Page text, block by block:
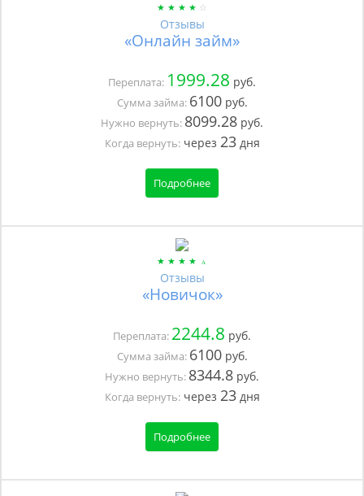
Отзывы
«Онлайн займ»
Переплата: 1999.28 руб.
Сумма займа: 6100руб.
Нужно вернуть: 8099.28 руб.
Когда вернуть:через 23дня
Подробнее
Отзывы
«Новичок»
Переплата: 2244.8 руб.
Сумма займа: 6100руб.
Нужно вернуть: 8344.8 руб.
Когда вернуть:через 23дня
Подробнее